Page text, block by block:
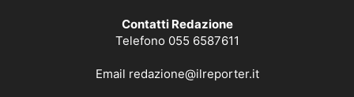
Contatti Redazione
Telefono 055 6587611
Email redazione@ilreporter.it